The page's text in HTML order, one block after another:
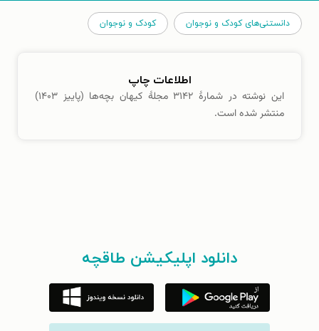
دانستنی‌های کودک و نوجوان کودک و نوجوان
اطلاعات چاپ
این نوشته در شمارهٔ ۳۱۴۲ مجلهٔ کیهان بچه‌ها (پاییز ۱۴۰۳)
منتشر شده است.
دانلود اپلیکیشن طاقچه